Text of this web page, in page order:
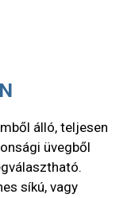
álló, teljesen
üvegből
síkú, vagy